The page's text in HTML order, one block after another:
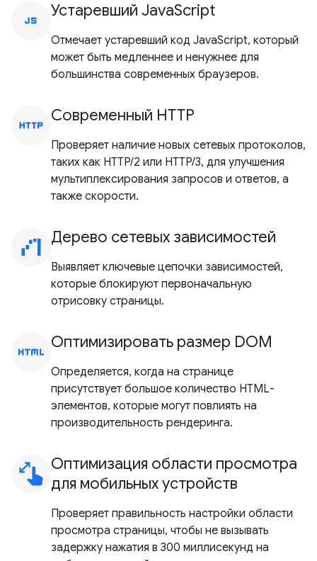
javascript Устаревший JavaScript
Отмечает устаревший код JavaScript, который
может быть медленнее и ненужнее для
большинства современных браузеров.
http Современный HTTP
Проверяет наличие новых сетевых протоколов,
таких как HTTP/2 или HTTP/3, для улучшения
мультиплексирования запросов и ответов, а
также скорости.
waterfall_chart Дерево сетевых зависимостей
Выявляет ключевые цепочки зависимостей,
которые блокируют первоначальную
отрисовку страницы.
html Оптимизировать размер DOM
Определяется, когда на странице
присутствует большое количество HTML-
элементов, которые могут повлиять на
производительность рендеринга.
pinch Оптимизация области просмотра
для мобильных устройств
Проверяет правильность настройки области
просмотра страницы, чтобы не вызывать
задержку нажатия в 300 миллисекунд на